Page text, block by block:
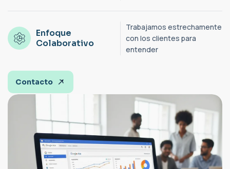
Enfoque
Colaborativo
Trabajamos estrechamente
con los clientes para
entender
Contacto